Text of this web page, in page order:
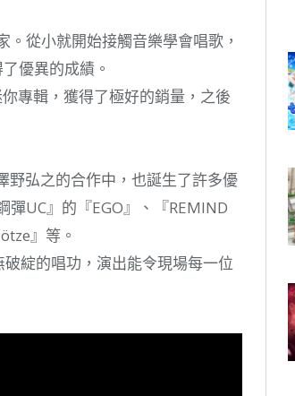
從小就開始接觸音樂學會唱歌，
優異的成績。
專輯，獲得了極好的銷量，之後
野弘之的合作中，也誕生了許多優
UC』的『EGO』、『REMIND
』等。
綻的唱功，演出能令現場每一位